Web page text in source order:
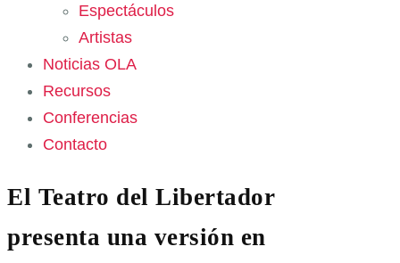
Espectáculos
Artistas
Noticias OLA
Recursos
Conferencias
Contacto
El Teatro del Libertador
presenta una versión en